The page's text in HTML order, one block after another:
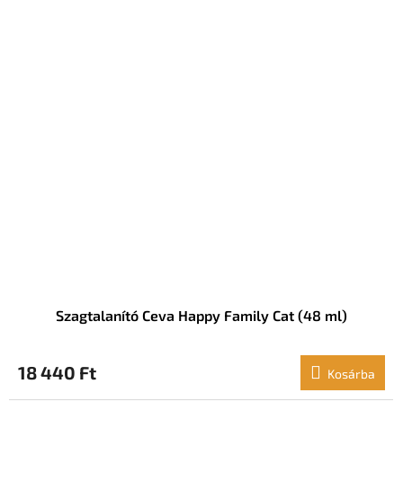
Szagtalanító Ceva Happy Family Cat (48 ml)
18 440 Ft Kosárba